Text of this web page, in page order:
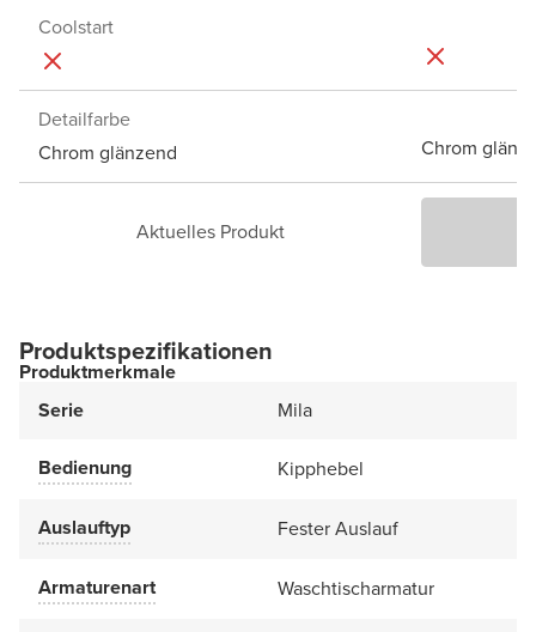
Coolstart
Detailfarbe
Chrom glänzend
Chrom
Aktuelles Produkt
Produktspezifikationen
Produktmerkmale
Serie
Mila
Bedienung Kipphebel
Auslauftyp Fester Auslauf
Armaturenart Waschtischarmatur